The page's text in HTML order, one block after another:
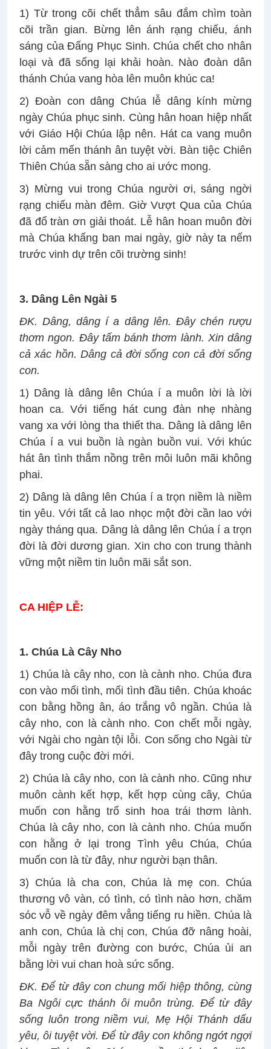
1) Từ trong cõi chết thẳm sâu đắm chìm toàn
cõi trần gian. Bừng lên ánh rạng chiếu, ánh
sáng của Đấng Phục Sinh. Chúa chết cho nhân
loại và đã sống lại khải hoàn. Nào đoàn dân
thánh Chúa vang hòa lên muôn khúc ca!
2) Đoàn con dâng Chúa lễ dâng kính mừng
ngày Chúa phục sinh. Cùng hân hoan hiệp nhất
với Giáo Hội Chúa lập nên. Hát ca vang muôn
lời cảm mến thánh ân tuyệt vời. Bàn tiệc Chiên
Thiên Chúa sẵn sàng cho ai ước mong.
3) Mừng vui trong Chúa người ơi, sáng ngời
rạng chiếu màn đêm. Giờ Vượt Qua của Chúa
đã đổ tràn ơn giải thoát. Lễ hân hoan muôn đời
mà Chúa khấng ban mai ngày, giờ này ta nếm
trước vinh dự trên cõi trường sinh!
3. Dâng Lên Ngài 5
ĐK. Dâng, dâng í a dâng lên. Đây chén rượu
thơm ngon. Đây tấm bánh thơm lành. Xin dâng
cả xác hồn. Dâng cả đời sống con cả đời sống
con.
1) Dâng là dâng lên Chúa í a muôn lời là lời
hoan ca. Với tiếng hát cung đàn nhẹ nhàng
vang xa với lòng tha thiết tha. Dâng là dâng lên
Chúa í a vui buồn là ngàn buồn vui. Với khúc
hát ân tình thắm nồng trên môi luôn mãi không
phai.
2) Dâng là dâng lên Chúa í a trọn niềm là niềm
tin yêu. Với tất cả lao nhọc một đời cần lao với
ngày tháng qua. Dâng là dâng lên Chúa í a trọn
đời là đời dương gian. Xin cho con trung thành
vững một niềm tin luôn mãi sắt son.
CA HIỆP LỄ:
1. Chúa Là Cây Nho
1) Chúa là cây nho, con là cành nho. Chúa đưa
con vào mối tình, mối tình đầu tiên. Chúa khoác
con bằng hồng ân, áo trắng vô ngần. Chúa là
cây nho, con là cành nho. Con chết mỗi ngày,
với Ngài cho ngàn tội lỗi. Con sống cho Ngài từ
đây trong cuộc đời mới.
2) Chúa là cây nho, con là cành nho. Cũng như
muôn cành kết hợp, kết hợp cùng cây, Chúa
muốn con hằng trổ sinh hoa trái thơm lành.
Chúa là cây nho, con là cành nho. Chúa muốn
con hằng ở lại trong Tình yêu Chúa, Chúa
muốn con là từ đây, như người bạn thân.
3) Chúa là cha con, Chúa là mẹ con. Chúa
thương vô vàn, có tình, có tình nào hơn, chăm
sóc vỗ về ngày đêm vẳng tiếng ru hiền. Chúa là
anh con, Chúa là chị con, Chúa đỡ nâng hoài,
mỗi ngày trên đường con bước, Chúa ủi an
bằng lời vui chan hoà sức sống.
ĐK. Để từ đây con chung mối hiệp thông, cùng
Ba Ngôi cực thánh ôi muôn trùng. Để từ đây
sống luôn trong niềm vui, Mẹ Hội Thánh dấu
yêu, ôi tuyệt vời. Để từ đây con không ngớt ngợi